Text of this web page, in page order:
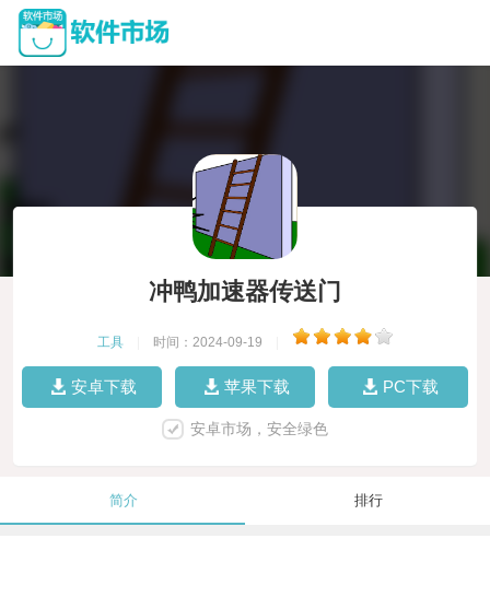
冲鸭加速器传送门
工具 时间：2024-09-19
安卓下载 苹果下载 PC下载
安卓市场，安全绿色
简介 排行